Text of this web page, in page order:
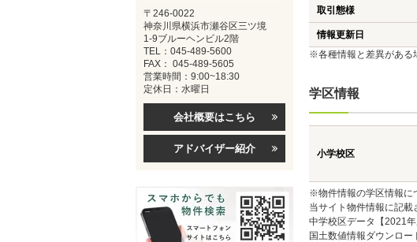
取引態様
情報更新日
※各種情報と差異がある
学区情報
小学校区
※物件情報の学区情報に
当サイト物件情報に記
中学校区データ【2021
国土数値情報ダウンロ
〒246-0022
神奈川県横浜市瀬谷区三ツ境
1-9ブルーヘンビル2階
TEL：045-489-5600
FAX： 045-489-5605
営業時間：9:00~18:30
定休日：水曜日
会社概要はこちら
アドバイザー紹介